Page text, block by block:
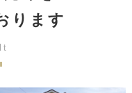
ります